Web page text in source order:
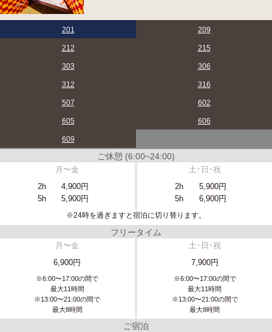
201 209
212 215
303 306
312 316
507 602
605 606
609
ご休憩 (6:00~24:00)
月〜金
2h
4,900円
5h
5,900円
土･日･祝
2h
5,900円
5h
6,900円
※24時を過ぎますと宿泊に切り替ります。
フリータイム
月〜金
6,900円
※6:00〜17:00の間で
最大11時間
※13:00〜21:00の間で
最大8時間
土･日･祝
7,900円
※6:00〜17:00の間で
最大11時間
※13:00〜21:00の間で
最大8時間
ご宿泊